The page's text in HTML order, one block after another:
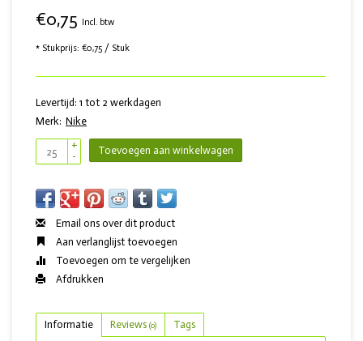
€0,75 Incl. btw
* Stukprijs: €0,75 / Stuk
Levertijd: 1 tot 2 werkdagen
Merk: Nike
+
-
Toevoegen aan winkelwagen
Email ons over dit product
Aan verlanglijst toevoegen
Toevoegen om te vergelijken
Afdrukken
Informatie Reviews (0) Tags